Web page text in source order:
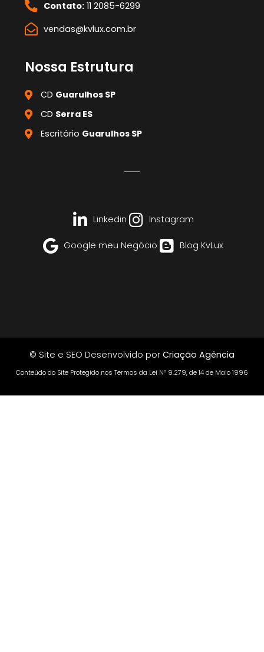
Contato:11 2085-6299
vendas@kvlux.com.br
Nossa Estrutura
CD Guarulhos SP
CD Serra ES
Escritório Guarulhos SP
Linkedin Instagram
Google meu Negócio Blog KvLux
© Site e SEO Desenvolvido por Criação Agência
Conteúdo do Site Protegido nos Termos da Lei Nº 9.279, de 14 de Maio 1996